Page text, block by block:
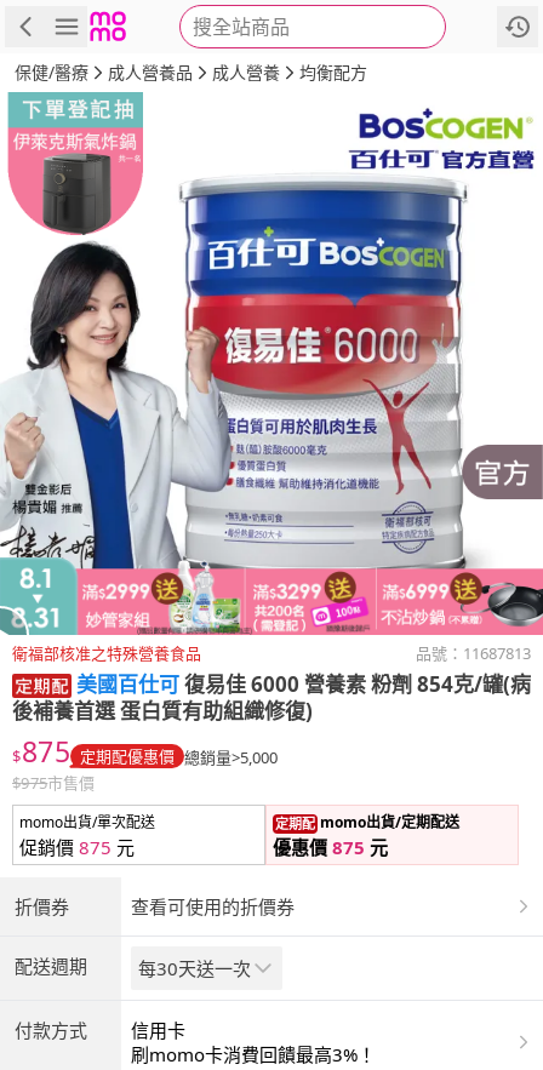
搜全站商品
商品 評價 詳情
保健/醫療 成人營養品 成人營養 均衡配方
衛福部核准之特殊營養食品 品號： 11687813
美國百仕可復易佳 6000 營養素 粉劑 854克/罐(病
後補養首選 蛋白質有助組織修復)
$875 定期配優惠價 總銷量>5,000
$975市售價
momo出貨/單次配送
促銷價 875 元
定期配 momo出貨/定期配送
優惠價 875 元
折價券 查看可使用的折價券
配送週期 每30天送一次
付款方式
信用卡
刷momo卡消費回饋最高3%！